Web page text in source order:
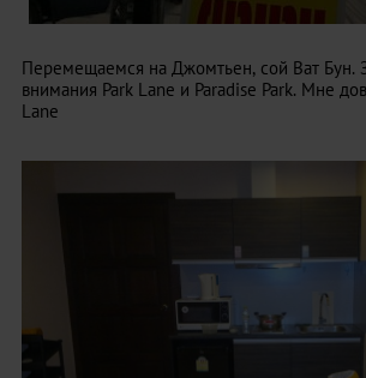
Перемещаемся на Джомтьен, сой Ват Бун.
внимания Park Lane и Paradise Park. Мне
Lane